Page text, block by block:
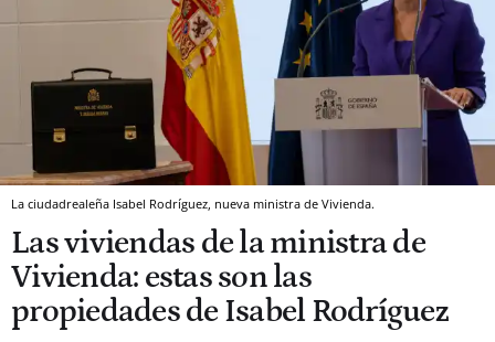
La ciudadrealeña Isabel Rodríguez, nueva ministra de Vivienda.
Las viviendas de la ministra de
Vivienda: estas son las
propiedades de Isabel Rodríguez